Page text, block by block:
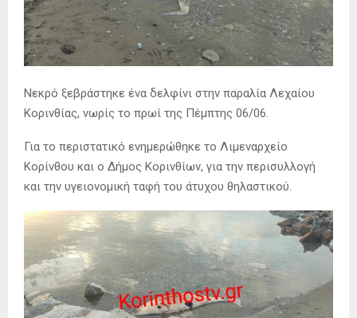
Νεκρό ξεβράστηκε ένα δελφίνι στην παραλία Λεχαίου
Κορινθίας, νωρίς το πρωί της Πέμπτης 06/06.
Για το περιστατικό ενημερώθηκε το Λιμεναρχείο
Κορίνθου και ο Δήμος Κορινθίων, για την περισυλλογή
και την υγειονομική ταφή του άτυχου θηλαστικού.